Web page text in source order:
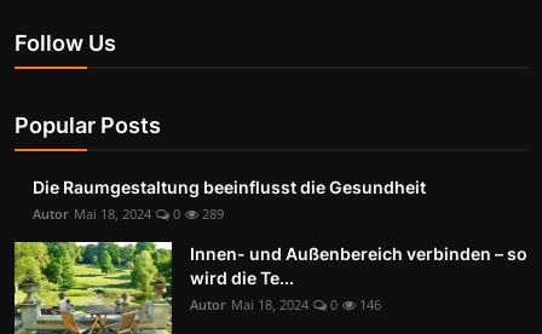
Follow Us
Popular Posts
Die Raumgestaltung beeinflusst die Gesundheit
Autor Mai 18, 2024 0 289
Innen- und Außenbereich verbinden – so
wird die Te...
Autor Mai 18, 2024 0 146